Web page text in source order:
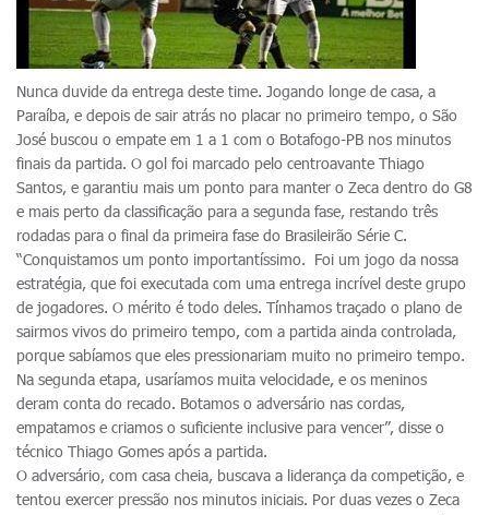
Nunca duvide da entrega deste time. Jogando longe de casa, a
Paraíba, e depois de sair atrás no placar no primeiro tempo, o São
José buscou o empate em 1 a 1 com o Botafogo-PB nos minutos
finais da partida. O gol foi marcado pelo centroavante Thiago
Santos, e garantiu mais um ponto para manter o Zeca dentro do G8
e mais perto da classificação para a segunda fase, restando três
rodadas para o final da primeira fase do Brasileirão Série C.
“Conquistamos um ponto importantíssimo. Foi um jogo da nossa
estratégia, que foi executada com uma entrega incrível deste grupo
de jogadores. O mérito é todo deles. Tínhamos traçado o plano de
sairmos vivos do primeiro tempo, com a partida ainda controlada,
porque sabíamos que eles pressionariam muito no primeiro tempo.
Na segunda etapa, usaríamos muita velocidade, e os meninos
deram conta do recado. Botamos o adversário nas cordas,
empatamos e criamos o suficiente inclusive para vencer”, disse o
técnico Thiago Gomes após a partida.
O adversário, com casa cheia, buscava a liderança da competição, e
tentou exercer pressão nos minutos iniciais. Por duas vezes o Zeca